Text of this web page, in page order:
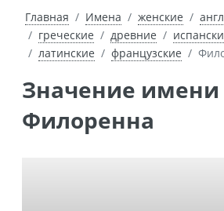
Главная Имена женские
греческие
древние
латинские
французские
Значение имени
Филоренна